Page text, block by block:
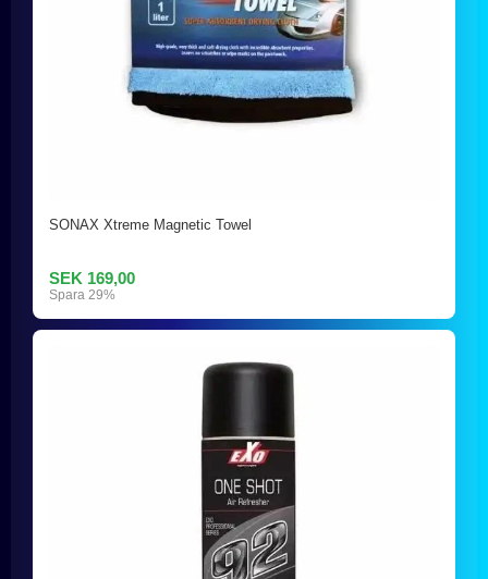
SONAX Xtreme Magnetic Towel
SEK 169,00
Spara 29%